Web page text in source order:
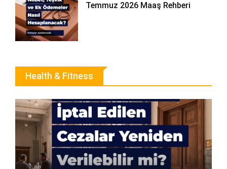
Temmuz 2026 Maaş Rehberi
Health & Fitness